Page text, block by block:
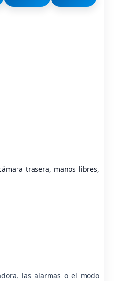
trasera, manos libres,
las alarmas o el modo